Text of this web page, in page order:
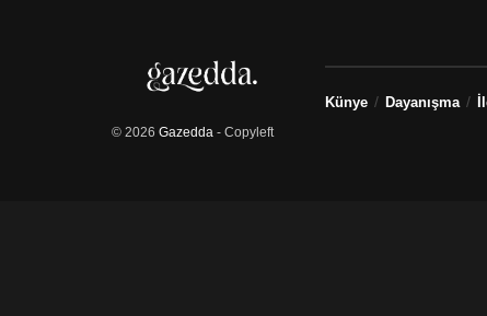
© 2026 Gazedda - Copyleft
Künye Dayanışma